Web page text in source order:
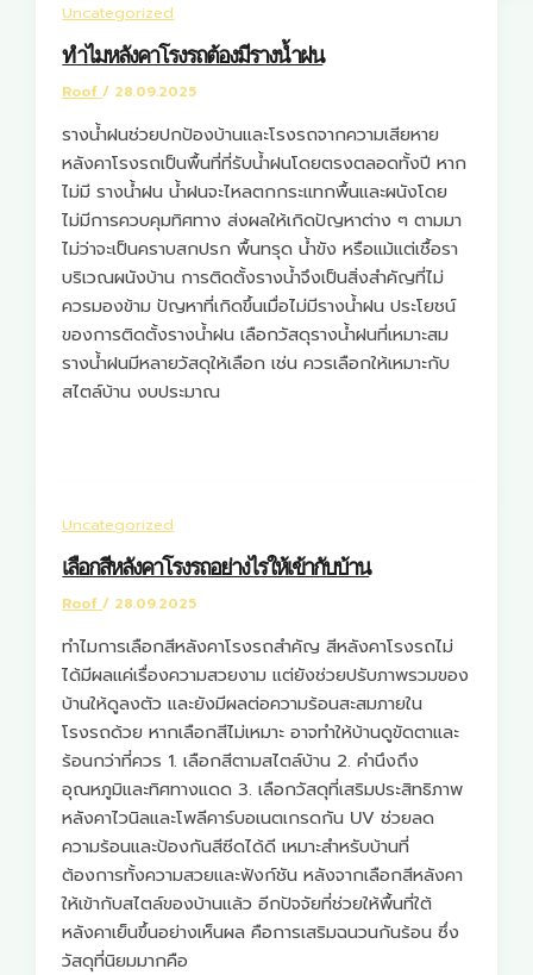
Uncategorized
ทำไมหลังคาโรงรถต้องมีรางน้ำฝน
Roof/ 28.09.2025
รางน้ำฝนช่วยปกป้องบ้านและโรงรถจากความเสียหาย
หลังคาโรงรถเป็นพื้นที่ที่รับน้ำฝนโดยตรงตลอดทั้งปี หาก
ไม่มี รางน้ำฝน น้ำฝนจะไหลตกกระแทกพื้นและผนังโดย
ไม่มีการควบคุมทิศทาง ส่งผลให้เกิดปัญหาต่าง ๆ ตามมา
ไม่ว่าจะเป็นคราบสกปรก พื้นทรุด น้ำขัง หรือแม้แต่เชื้อรา
บริเวณผนังบ้าน การติดตั้งรางน้ำจึงเป็นสิ่งสำคัญที่ไม่
ควรมองข้าม ปัญหาที่เกิดขึ้นเมื่อไม่มีรางน้ำฝน ประโยชน์
ของการติดตั้งรางน้ำฝน เลือกวัสดุรางน้ำฝนที่เหมาะสม
รางน้ำฝนมีหลายวัสดุให้เลือก เช่น ควรเลือกให้เหมาะกับ
สไตล์บ้าน งบประมาณ
Uncategorized
เลือกสีหลังคาโรงรถอย่างไรให้เข้ากับบ้าน
Roof/ 28.09.2025
ทำไมการเลือกสีหลังคาโรงรถสำคัญ สีหลังคาโรงรถไม่
ได้มีผลแค่เรื่องความสวยงาม แต่ยังช่วยปรับภาพรวมของ
บ้านให้ดูลงตัว และยังมีผลต่อความร้อนสะสมภายใน
โรงรถด้วย หากเลือกสีไม่เหมาะ อาจทำให้บ้านดูขัดตาและ
ร้อนกว่าที่ควร 1. เลือกสีตามสไตล์บ้าน 2. คำนึงถึง
อุณหภูมิและทิศทางแดด 3. เลือกวัสดุที่เสริมประสิทธิภาพ
หลังคาไวนิลและโพลีคาร์บอเนตเกรดกัน UV ช่วยลด
ความร้อนและป้องกันสีซีดได้ดี เหมาะสำหรับบ้านที่
ต้องการทั้งความสวยและฟังก์ชัน หลังจากเลือกสีหลังคา
ให้เข้ากับสไตล์ของบ้านแล้ว อีกปัจจัยที่ช่วยให้พื้นที่ใต้
หลังคาเย็นขึ้นอย่างเห็นผล คือการเสริมฉนวนกันร้อน ซึ่ง
วัสดุที่นิยมมากคือ